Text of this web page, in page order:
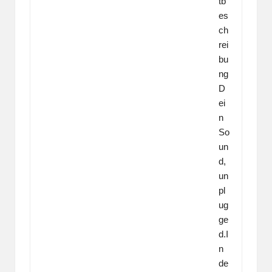
es
ch
rei
bu
ng
D
ei
n
So
un
d,
un
pl
ug
ge
d.I
n
de